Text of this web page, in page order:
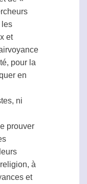
les
et
pour la
en
ni
prouver
à
et